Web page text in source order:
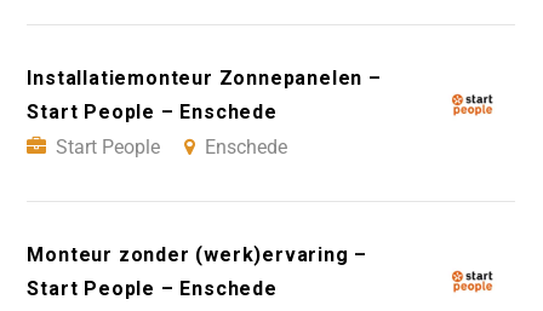
Installatiemonteur Zonnepanelen –
Start People – Enschede
Start People
Enschede
Monteur zonder (werk)ervaring –
Start People – Enschede